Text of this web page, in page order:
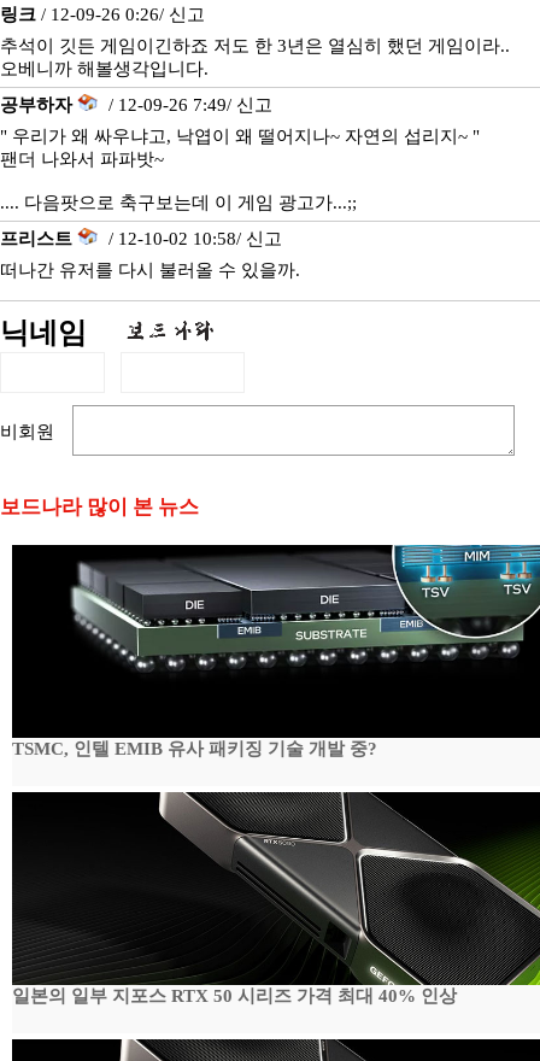
링크 / 12-09-26 0:26/ 신고
추석이 깃든 게임이긴하죠 저도 한 3년은 열심히 했던 게임이라..
오베니까 해볼생각입니다.
공부하자
/ 12-09-26 7:49/ 신고
" 우리가 왜 싸우냐고, 낙엽이 왜 떨어지나~ 자연의 섭리지~ "
팬더 나와서 파파밧~
.... 다음팟으로 축구보는데 이 게임 광고가...;;
프리스트
/ 12-10-02 10:58/ 신고
떠나간 유저를 다시 불러올 수 있을까.
닉네임
비회원
보드나라 많이 본 뉴스
TSMC, 인텔 EMIB 유사 패키징 기술 개발 중?
일본의 일부 지포스 RTX 50 시리즈 가격 최대 40% 인상